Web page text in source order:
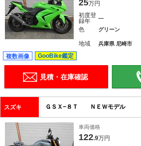
25万円
初度登
録年
―
色 グリーン
地域 兵庫県 尼崎市
複数画像 GooBike鑑定
見積・在庫確認
スズキ ＧＳＸ−８Ｔ ＮＥＷモデル
車両価格
122.9万円